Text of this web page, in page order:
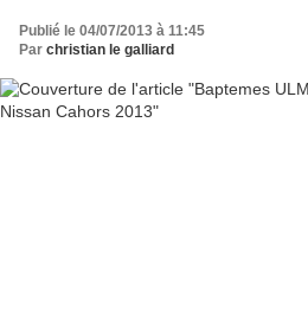
Publié le 04/07/2013 à 11:45
Par christian le galliard